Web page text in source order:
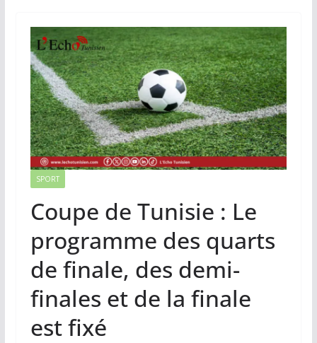
SPORT
Coupe de Tunisie : Le
programme des quarts
de finale, des demi-
finales et de la finale
est fixé